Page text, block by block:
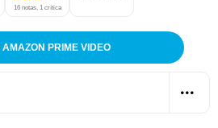
16 notas, 1 crítica
AMAZON PRIME VIDEO